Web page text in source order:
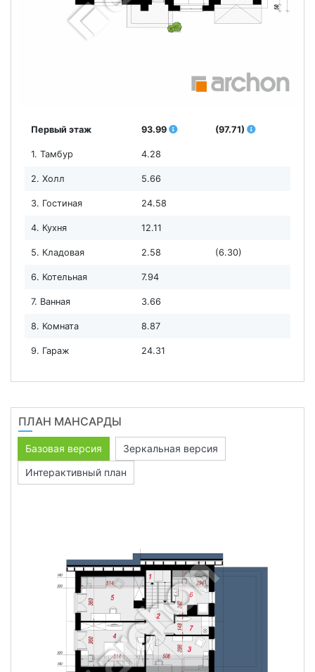
Первый этаж 93.99 (97.71)
1. Тамбур 4.28
2. Холл 5.66
3. Гостиная 24.58
4. Кухня 12.11
5. Кладовая 2.58 (6.30)
6. Котельная 7.94
7. Ванная 3.66
8. Комната 8.87
9. Гараж 24.31
ПЛАН МАНСАРДЫ
Базовая версия
Зеркальная версия
Интерактивный план